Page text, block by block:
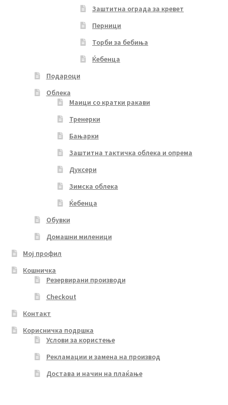
Заштитна ограда за кревет
Перници
Торби за бебиња
Ќебенца
Подароци
Облека
Маици со кратки ракави
Тренерки
Бањарки
Заштитна тактичка облека и опрема
Дуксери
Зимска облека
Ќебенца
Обувки
Домашни миленици
Мој профил
Кошничка
Резервирани производи
Checkout
Контакт
Корисничка подршка
Услови за користење
Рекламации и замена на производ
Достава и начин на плаќање